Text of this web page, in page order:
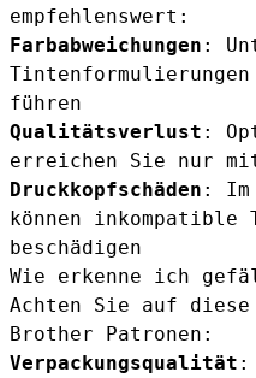
empfehlenswert:
Farbabweichungen :
führen
Qualitätsverlust :
erreichen Sie nur mit
Druckkopfschäden : Im
können inkompatible
beschädigen
Wie erkenne ich
Achten Sie auf
Brother Patronen:
Verpackungsqualität :